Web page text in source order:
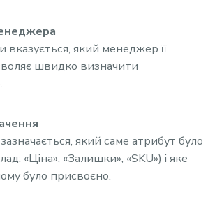
вказується, який менеджер її
швидко визначити
зазначається, який саме атрибут було
«Ціна», «Залишки», «SKU») і яке
було присвоєно.